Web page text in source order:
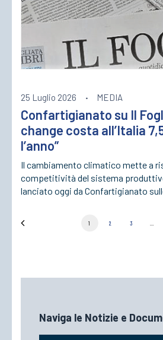
25 Luglio 2026 · MEDIA
Confartigianato su Il
change costa all’Italia
l’anno”
Il cambiamento climatico mette a
competitività del sistema
lanciato oggi da Confartigianato
1 2 3